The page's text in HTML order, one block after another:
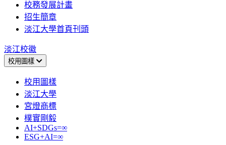
校務發展計畫
招生簡章
淡江大學首頁刊頭
淡江校徽
校用圖樣
校用圖樣
淡江大學
宮燈商標
樸實剛毅
AI+SDGs=∞
ESG+AI=∞